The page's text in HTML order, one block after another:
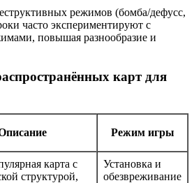
режимов (бомба/дефусс,
часто экспериментируют с
повышая разнообразие и
карт для
Режим игры
карта с
структурой,
Установка и
обезвреживание